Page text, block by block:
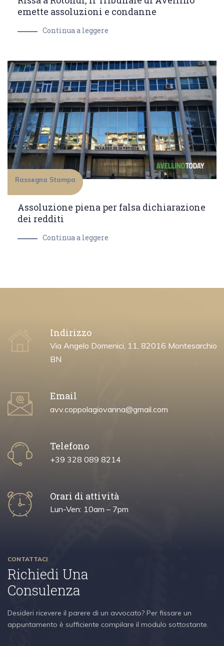
emette assoluzioni e condanne
Continua a leggere
Rassegna Stampa
Assoluzione piena per falsa dichiarazione
dei redditi
Continua a leggere
Indirizzo
Via Angelo Domenici, 11, 82016 Montesarchio
BN
Email
avv.coppolagiovanna@gmail.com
Telefono
+39 328 089 8214
Orari di attività
Lun-Ven: 10am – 7pm
CONTATTACI
Richiedi Una
Consulenza
Desideri ricevere il parere di un avvocato? Per fissare un
appuntamento è sufficiente compilare il modulo sottostante.